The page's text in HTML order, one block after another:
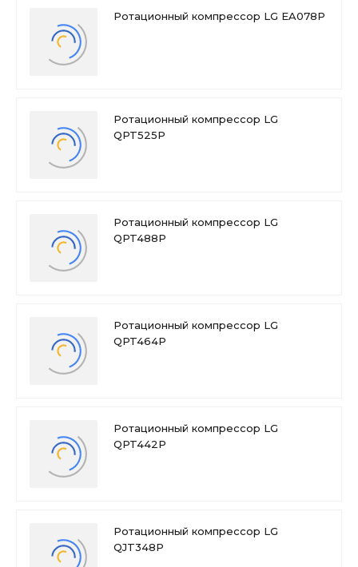
Ротационный компрессор LG EA078P
Ротационный компрессор LG
QPT525P
Ротационный компрессор LG
QPT488P
Ротационный компрессор LG
QPT464P
Ротационный компрессор LG
QPT442P
Ротационный компрессор LG
QJT348P